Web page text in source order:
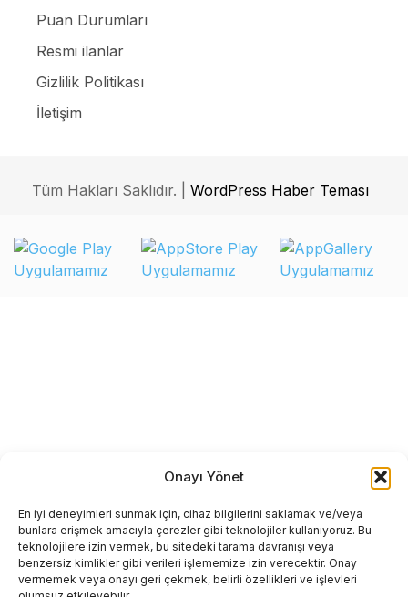
Onayı Yönet
En iyi deneyimleri sunmak için, cihaz bilgilerini saklamak ve/veya
bunlara erişmek amacıyla çerezler gibi teknolojiler kullanıyoruz. Bu
teknolojilere izin vermek, bu sitedeki tarama davranışı veya
benzersiz kimlikler gibi verileri işlememize izin verecektir. Onay
vermemek veya onayı geri çekmek, belirli özellikleri ve işlevleri
Puan Durumları
Resmi ilanlar
Gizlilik Politikası
İletişim
Tüm Hakları Saklıdır. | WordPress Haber Teması